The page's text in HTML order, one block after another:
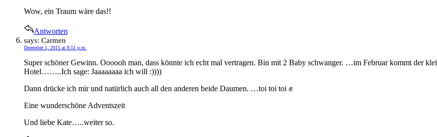
Wow, ein Traum wäre das!!
Antworten
says: Carmen
Dezember 1, 2015 at 8:51 p.m.
Super schöner Gewinn. Oooooh man, dass könnte ich echt mal vertragen. Bin mit 2 Baby schwanger. …im Februar kommt der
Hotel……..Ich sage: Jaaaaaaaa ich will :))))
Dann drücke ich mir und natürlich auch all den anderen beide Daumen. …toi toi toi ✊
Eine wunderschöne Adventszeit
Und liebe Kate…..weiter so.